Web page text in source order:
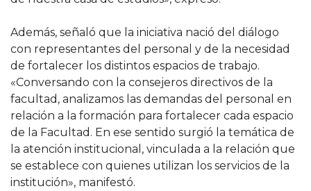
Además, señaló que la iniciativa nació del diálogo
con representantes del personal y de la necesidad
de fortalecer los distintos espacios de trabajo.
«Conversando con la consejeros directivos de la
facultad, analizamos las demandas del personal en
relación a la formación para fortalecer cada espacio
de la Facultad. En ese sentido surgió la temática de
la atención institucional, vinculada a la relación que
se establece con quienes utilizan los servicios de la
institución», manifestó.